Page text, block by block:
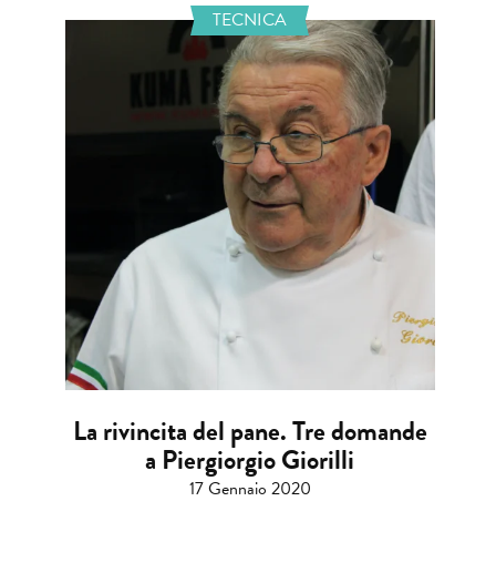
TECNICA
La rivincita del pane. Tre domande
a Piergiorgio Giorilli
17 Gennaio 2020